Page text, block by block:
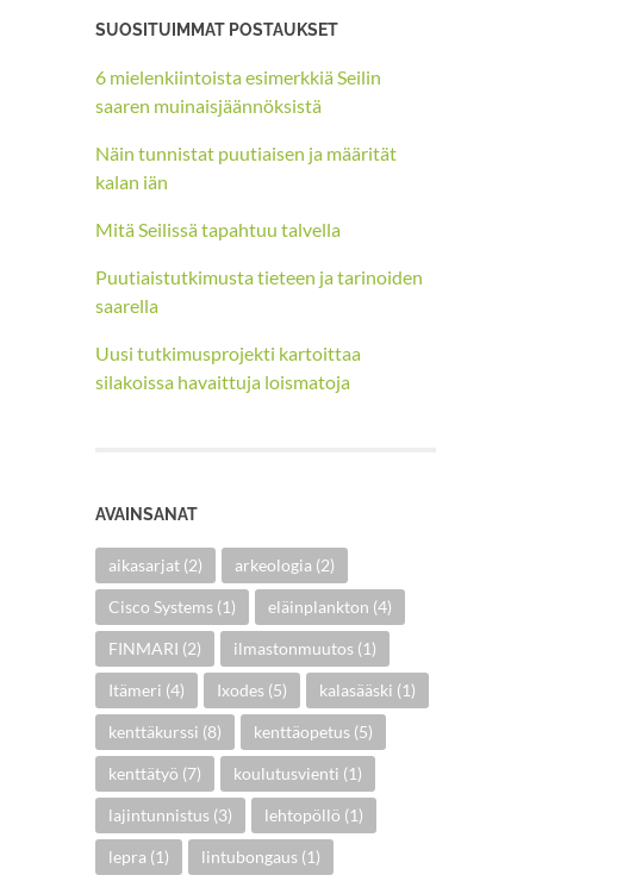
SUOSITUIMMAT POSTAUKSET
6 mielenkiintoista esimerkkiä Seilin
saaren muinaisjäännöksistä
Näin tunnistat puutiaisen ja määrität
kalan iän
Mitä Seilissä tapahtuu talvella
Puutiaistutkimusta tieteen ja tarinoiden
saarella
Uusi tutkimusprojekti kartoittaa
silakoissa havaittuja loismatoja
AVAINSANAT
aikasarjat (2) arkeologia (2)
Cisco Systems (1) eläinplankton (4)
FINMARI (2) ilmastonmuutos (1)
Itämeri (4) Ixodes (5) kalasääski (1)
kenttäkurssi (8) kenttäopetus (5)
kenttätyö (7) koulutusvienti (1)
lajintunnistus (3) lehtopöllö (1)
lepra (1) lintubongaus (1)